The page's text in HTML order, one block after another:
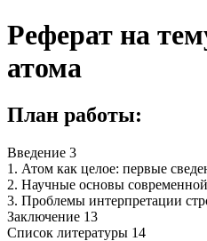
Реферат на
атома
План работы:
Введение 3
1. Атом как целое: первые
2. Научные основы
3. Проблемы интерпретации
Заключение 13
Список литературы 14